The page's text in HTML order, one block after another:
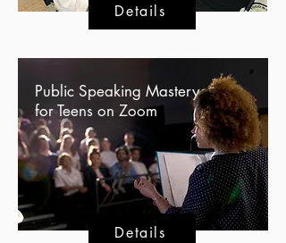
Details
Details
Public Speaking Mastery
for Teens on Zoom